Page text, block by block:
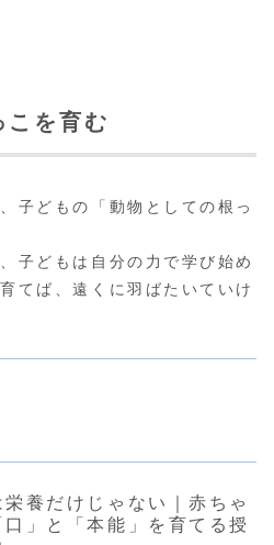
こを育む
子どもの「動物としての根っ
子どもは自分の力で学び始め
てば、遠くに羽ばたいていけ
栄養だけじゃない｜赤ちゃ
口」と「本能」を育てる授